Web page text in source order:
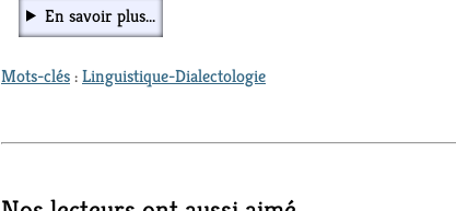
En savoir plus...
Mots-clés:Linguistique-Dialectologie